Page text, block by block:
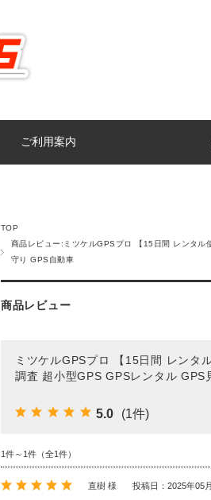
ご利用案内
TOP
商品レビュー:ミツケルGPSプロ 【15日間 レンタ
守り GPS自動車
商品レビュー
ミツケルGPSプロ 【15日間 レンタ
調査 超小型GPS GPSレンタル GPS
5.0 (1件)
1件～1件（全1件）
直樹 様 投稿日：2025年05